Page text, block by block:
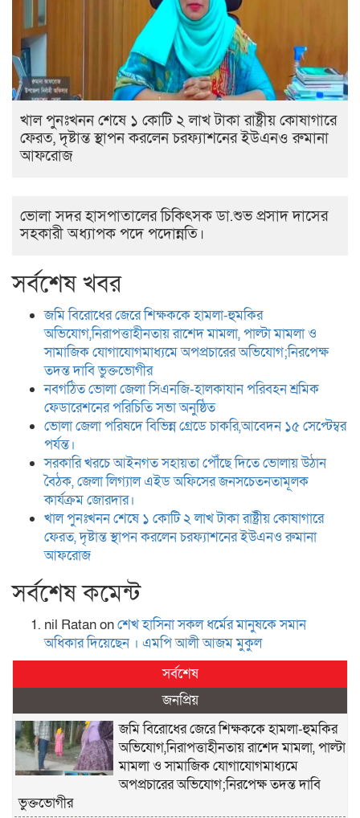
খাল পুনঃখনন শেষে ১ কোটি ২ লাখ টাকা রাষ্ট্রীয় কোষাগারে
ফেরত, দৃষ্টান্ত স্থাপন করলেন চরফ্যাশনের ইউএনও রুমানা
আফরোজ
ভোলা সদর হাসপাতালের চিকিৎসক ডা.শুভ প্রসাদ দাসের
সহকারী অধ্যাপক পদে পদোন্নতি।
সর্বশেষ খবর
জমি বিরোধের জেরে শিক্ষককে হামলা-হুমকির
অভিযোগ,নিরাপত্তাহীনতায় রাশেদ মামলা, পাল্টা মামলা ও
সামাজিক যোগাযোগমাধ্যমে অপপ্রচারের অভিযোগ;নিরপেক্ষ
তদন্ত দাবি ভুক্তভোগীর
নবগঠিত ভোলা জেলা সিএনজি-হালকাযান পরিবহন শ্রমিক
ফেডারেশনের পরিচিতি সভা অনুষ্ঠিত
ভোলা জেলা পরিষদে বিভিন্ন গ্রেডে চাকরি,আবেদন ১৫ সেপ্টেম্বর
পর্যন্ত।
সরকারি খরচে আইনগত সহায়তা পৌঁছে দিতে ভোলায় উঠান
বৈঠক, জেলা লিগ্যাল এইড অফিসের জনসচেতনতামূলক
কার্যক্রম জোরদার।
খাল পুনঃখনন শেষে ১ কোটি ২ লাখ টাকা রাষ্ট্রীয় কোষাগারে
ফেরত, দৃষ্টান্ত স্থাপন করলেন চরফ্যাশনের ইউএনও রুমানা
আফরোজ
সর্বশেষ কমেন্ট
nil Ratanonশেখ হা‌সিনা সকল ধ‌র্মের মানু‌ষকে সমান
অ‌ধিকার দি‌য়ে‌ছেন । এম‌পি আলী আজম মুকুল
সর্বশেষ
জনপ্রিয়
জমি বিরোধের জেরে শিক্ষককে হামলা-হুমকির
অভিযোগ,নিরাপত্তাহীনতায় রাশেদ মামলা, পাল্টা
মামলা ও সামাজিক যোগাযোগমাধ্যমে
অপপ্রচারের অভিযোগ;নিরপেক্ষ তদন্ত দাবি
ভুক্তভোগীর